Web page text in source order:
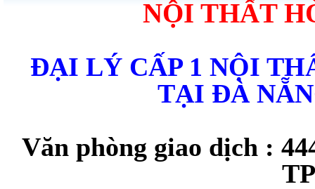
NỘI THẤT
ĐẠI LÝ CẤP 1 NỘI
TẠI ĐÀ
Văn phòng giao dịch :